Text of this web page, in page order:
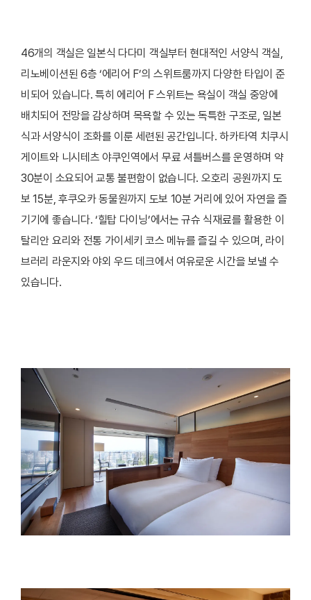
46개의 객실은 일본식 다다미 객실부터 현대적인 서양식 객실,
리노베이션된 6층 ‘에리어 F’의 스위트룸까지 다양한 타입이 준
비되어 있습니다. 특히 에리어 F 스위트는 욕실이 객실 중앙에
배치되어 전망을 감상하며 목욕할 수 있는 독특한 구조로, 일본
식과 서양식이 조화를 이룬 세련된 공간입니다. 하카타역 치쿠시
게이트와 니시테츠 야쿠인역에서 무료 셔틀버스를 운영하며 약
30분이 소요되어 교통 불편함이 없습니다. 오호리 공원까지 도
보 15분, 후쿠오카 동물원까지 도보 10분 거리에 있어 자연을 즐
기기에 좋습니다. ‘힐탑 다이닝’에서는 규슈 식재료를 활용한 이
탈리안 요리와 전통 가이세키 코스 메뉴를 즐길 수 있으며, 라이
브러리 라운지와 야외 우드 데크에서 여유로운 시간을 보낼 수
있습니다.